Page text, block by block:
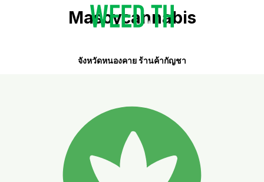
Masoycannabis
จังหวัดหนองคาย ร้านค้ากัญชา